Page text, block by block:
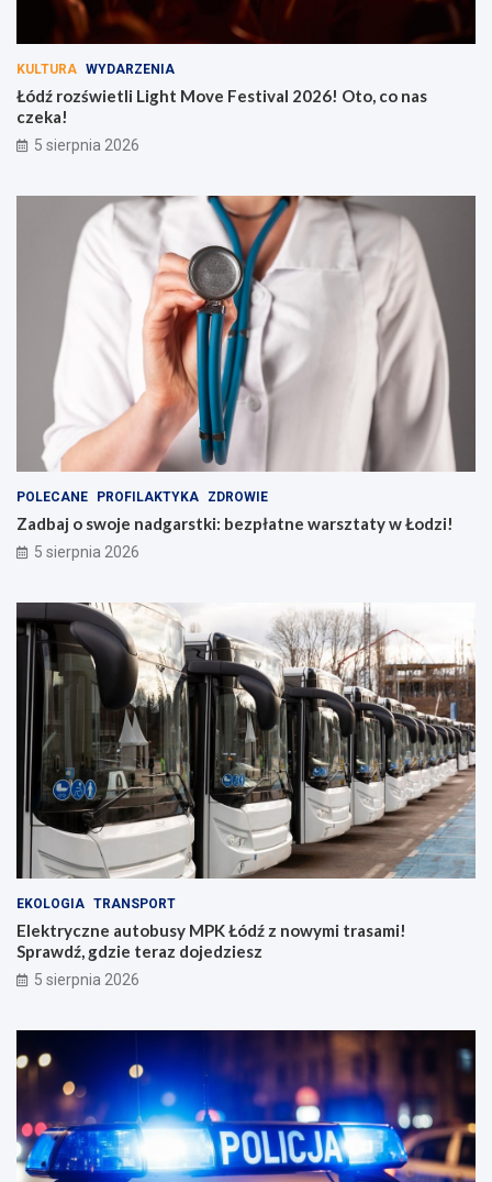
KULTURA WYDARZENIA
Łódź rozświetli Light Move Festival 2026! Oto, co nas
czeka!
5 sierpnia 2026
POLECANE PROFILAKTYKA ZDROWIE
Zadbaj o swoje nadgarstki: bezpłatne warsztaty w Łodzi!
5 sierpnia 2026
EKOLOGIA TRANSPORT
Elektryczne autobusy MPK Łódź z nowymi trasami!
Sprawdź, gdzie teraz dojedziesz
5 sierpnia 2026